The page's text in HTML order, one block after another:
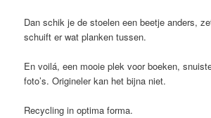
Dan schik je de stoelen een beetje anders,
schuift er wat planken tussen.
En voilá, een mooie plek voor boeken,
foto’s. Origineler kan het bijna niet.
Recycling in optima forma.